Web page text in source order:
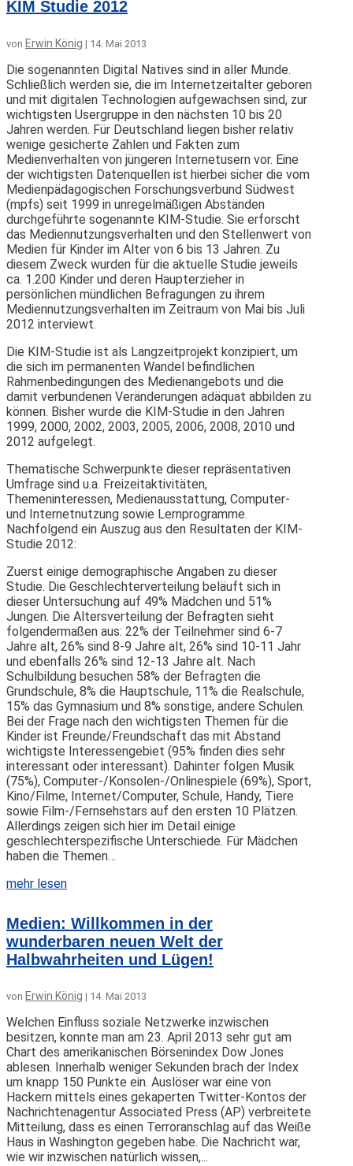
KIM Studie 2012
von Erwin König | 14. Mai 2013
Die sogenannten Digital Natives sind in aller Munde.
Schließlich werden sie, die im Internetzeitalter geboren
und mit digitalen Technologien aufgewachsen sind, zur
wichtigsten Usergruppe in den nächsten 10 bis 20
Jahren werden. Für Deutschland liegen bisher relativ
wenige gesicherte Zahlen und Fakten zum
Medienverhalten von jüngeren Internetusern vor. Eine
der wichtigsten Datenquellen ist hierbei sicher die vom
Medienpädagogischen Forschungsverbund Südwest
(mpfs) seit 1999 in unregelmäßigen Abständen
durchgeführte sogenannte KIM-Studie. Sie erforscht
das Mediennutzungsverhalten und den Stellenwert von
Medien für Kinder im Alter von 6 bis 13 Jahren. Zu
diesem Zweck wurden für die aktuelle Studie jeweils
ca. 1.200 Kinder und deren Haupterzieher in
persönlichen mündlichen Befragungen zu ihrem
Mediennutzungsverhalten im Zeitraum von Mai bis Juli
2012 interviewt.
Die KIM-Studie ist als Langzeitprojekt konzipiert, um
die sich im permanenten Wandel befindlichen
Rahmenbedingungen des Medienangebots und die
damit verbundenen Veränderungen adäquat abbilden zu
können. Bisher wurde die KIM-Studie in den Jahren
1999, 2000, 2002, 2003, 2005, 2006, 2008, 2010 und
2012 aufgelegt.
Thematische Schwerpunkte dieser repräsentativen
Umfrage sind u.a. Freizeitaktivitäten,
Themeninteressen, Medienausstattung, Computer-
und Internetnutzung sowie Lernprogramme.
Nachfolgend ein Auszug aus den Resultaten der KIM-
Studie 2012:
Zuerst einige demographische Angaben zu dieser
Studie. Die Geschlechterverteilung beläuft sich in
dieser Untersuchung auf 49% Mädchen und 51%
Jungen. Die Altersverteilung der Befragten sieht
folgendermaßen aus: 22% der Teilnehmer sind 6-7
Jahre alt, 26% sind 8-9 Jahre alt, 26% sind 10-11 Jahr
und ebenfalls 26% sind 12-13 Jahre alt. Nach
Schulbildung besuchen 58% der Befragten die
Grundschule, 8% die Hauptschule, 11% die Realschule,
15% das Gymnasium und 8% sonstige, andere Schulen.
Bei der Frage nach den wichtigsten Themen für die
Kinder ist Freunde/Freundschaft das mit Abstand
wichtigste Interessengebiet (95% finden dies sehr
interessant oder interessant). Dahinter folgen Musik
(75%), Computer-/Konsolen-/Onlinespiele (69%), Sport,
Kino/Filme, Internet/Computer, Schule, Handy, Tiere
sowie Film-/Fernsehstars auf den ersten 10 Plätzen.
Allerdings zeigen sich hier im Detail einige
geschlechterspezifische Unterschiede. Für Mädchen
haben die Themen…
mehr lesen
Medien: Willkommen in der
wunderbaren neuen Welt der
Halbwahrheiten und Lügen!
von Erwin König | 14. Mai 2013
Welchen Einfluss soziale Netzwerke inzwischen
besitzen, konnte man am 23. April 2013 sehr gut am
Chart des amerikanischen Börsenindex Dow Jones
ablesen. Innerhalb weniger Sekunden brach der Index
um knapp 150 Punkte ein. Auslöser war eine von
Hackern mittels eines gekaperten Twitter-Kontos der
Nachrichtenagentur Associated Press (AP) verbreitete
Mitteilung, dass es einen Terroranschlag auf das Weiße
Haus in Washington gegeben habe. Die Nachricht war,
wie wir inzwischen natürlich wissen,...